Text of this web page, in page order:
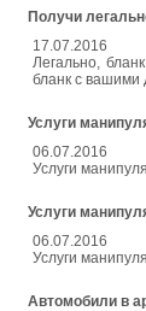
Получи
17.07.2016
Легально,
бланк с вашими
Услуги
06.07.2016
Услуги
Услуги
06.07.2016
Услуги
Автомобили в